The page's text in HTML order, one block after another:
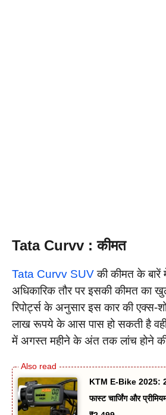
Tata Curvv : कीमत
Tata Curvv SUVकी कीमत के बारें
अधिकारिक तौर पर इसकी कीमत का
रिपोर्ट्स के अनुसार इस कार की
लाख रूपये के आस पास हो सकती है वहीं
में अगस्त महीने के अंत तक लांच होने की
KTM E-Bike 2025:
फास्ट चार्जिंग और